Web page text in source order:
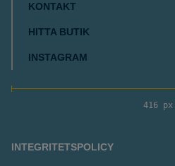
KONTAKT
HITTA BUTIK
INSTAGRAM
416 px
INTEGRITETSPOLICY